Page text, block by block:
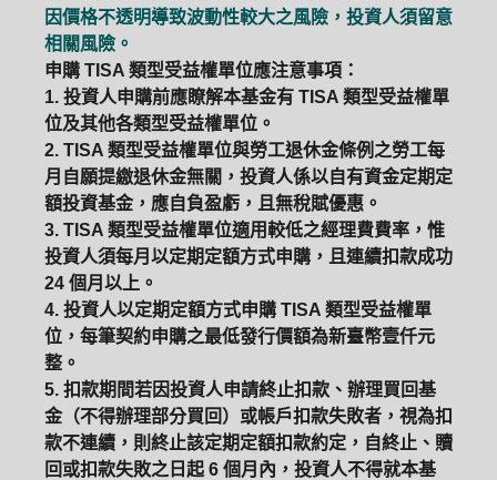
因價格不透明導致波動性較大之風險，投資人須留意
相關風險。
申購 TISA 類型受益權單位應注意事項：
1. 投資人申購前應瞭解本基金有 TISA 類型受益權單
位及其他各類型受益權單位。
2. TISA 類型受益權單位與勞工退休金條例之勞工每
月自願提繳退休金無關，投資人係以自有資金定期定
額投資基金，應自負盈虧，且無稅賦優惠。
3. TISA 類型受益權單位適用較低之經理費費率，惟
投資人須每月以定期定額方式申購，且連續扣款成功
24 個月以上。
4. 投資人以定期定額方式申購 TISA 類型受益權單
位，每筆契約申購之最低發行價額為新臺幣壹仟元
整。
5. 扣款期間若因投資人申請終止扣款、辦理買回基
金（不得辦理部分買回）或帳戶扣款失敗者，視為扣
款不連續，則終止該定期定額扣款約定，自終止、贖
回或扣款失敗之日起 6 個月內，投資人不得就本基